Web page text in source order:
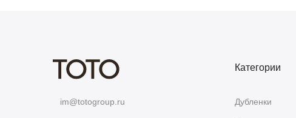
im@totogroup.ru
Категории
Дубленки